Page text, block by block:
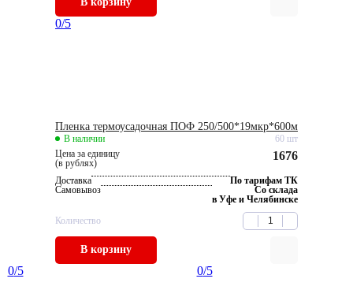
0/5
Пленка термоусадочная ПОФ 250/500*19мкр*600м
В наличии
60 шт
Цена за единицу
(в рублях)
1676
Доставка
По тарифам ТК
Самовывоз
Со склада
в Уфе и Челябинске
Количество
В корзину
0/5 0/5